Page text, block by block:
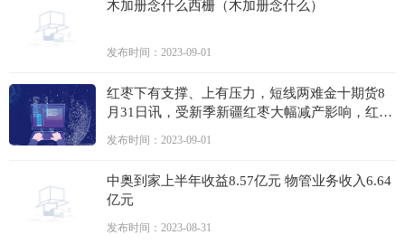
木加册念什么西栅（木加册念什么）
发布时间：2023-09-01
红枣下有支撑、上有压力，短线两难金十期货8
月31日讯，受新季新疆红枣大幅减产影响，红枣
形成压制
发布时间：2023-09-01
中奥到家上半年收益8.57亿元 物管业务收入6.64
亿元
发布时间：2023-08-31